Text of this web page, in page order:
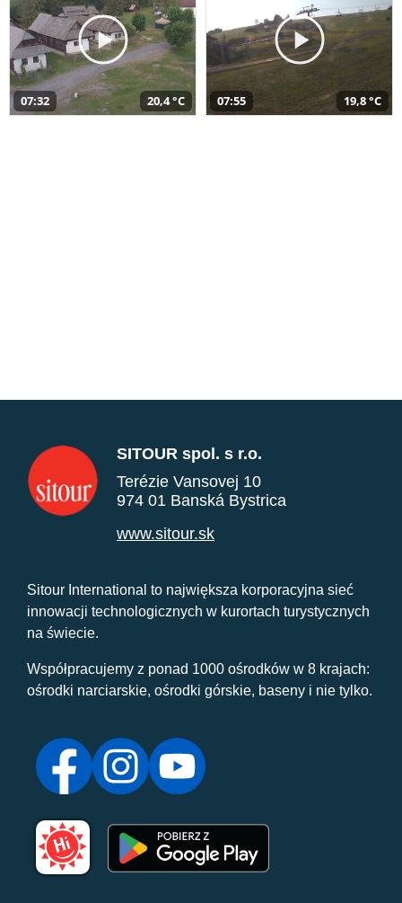
07:32 20,4 °C 07:55 19,8 °C
SITOUR spol. s r.o.
Terézie Vansovej 10
974 01 Banská Bystrica
www.sitour.sk
Sitour International to największa korporacyjna sieć
innowacji technologicznych w kurortach turystycznych
na świecie.
Współpracujemy z ponad 1000 ośrodków w 8 krajach:
ośrodki narciarskie, ośrodki górskie, baseny i nie tylko.